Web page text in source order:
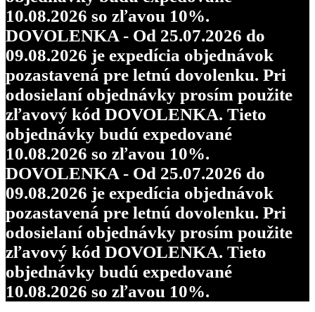
10.08.2026 so zľavou 10%.
DOVOLENKA - Od 25.07.2026 do
09.08.2026 je expedícia objednávok
pozastavená pre letnú dovolenku. Pri
odosielaní objednávky prosím použite
zľavový kód DOVOLENKA. Tieto
objednávky budú expedované
10.08.2026 so zľavou 10%.
DOVOLENKA - Od 25.07.2026 do
09.08.2026 je expedícia objednávok
pozastavená pre letnú dovolenku. Pri
odosielaní objednávky prosím použite
zľavový kód DOVOLENKA. Tieto
objednávky budú expedované
10.08.2026 so zľavou 10%.